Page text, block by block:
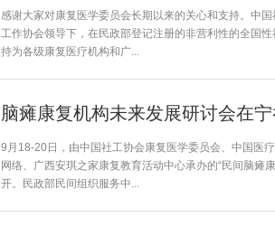
感谢大家对康复医学委员会长期以来的关心和支持。中
工作协会领导下，在民政部登记注册的非营利性的全国
持为各级康复医疗机构和广...
脑瘫康复机构未来发展研讨会在
9月18-20日，由中国社工协会康复医学委员会、中国医
网络、广西安琪之家康复教育活动中心承办的“民间脑瘫
开。民政部民间组织服务中...